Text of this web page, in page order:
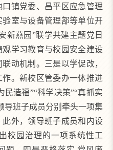
镇党委、昌平区应急管理
室与设备管理部等单位开
新燕园”联学共建主题党日
学习教育与校园安全建设
动机制。三是以学促改，
。新校区管委办一体推进
民造福”“科学决策”“真抓实
导班子成员分别牵头一项集
外，领导班子成员和内设
校园治理的一项系统性工